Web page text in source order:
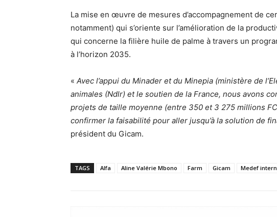
La mise en œuvre de mesures d’accompagnement de
notamment) qui s’oriente sur l’amélioration de la
qui concerne la filière huile de palme à travers un
à l’horizon 2035.
« Avec l’appui du Minader et du Minepia (ministère de
animales (Ndlr) et le soutien de la France, nous avons
projets de taille moyenne (entre 350 et 3 275 millions
confirmer la faisabilité pour aller jusqu’à la solution de
président du Gicam.
TAGS Alfa Aline Valérie Mbono Farm Gicam Medef